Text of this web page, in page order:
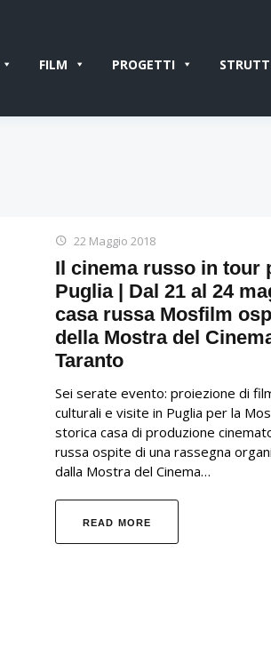
FILM PROGETTI
22 Maggio 2018
Il cinema russo in tour
Puglia | Dal 21 al 24
casa russa Mosfilm
della Mostra del
Taranto
Sei serate evento: proiezione di
culturali e visite in Puglia per la
storica casa di produzione
russa ospite di una rassegna
dalla Mostra del Cinema…
READ MORE